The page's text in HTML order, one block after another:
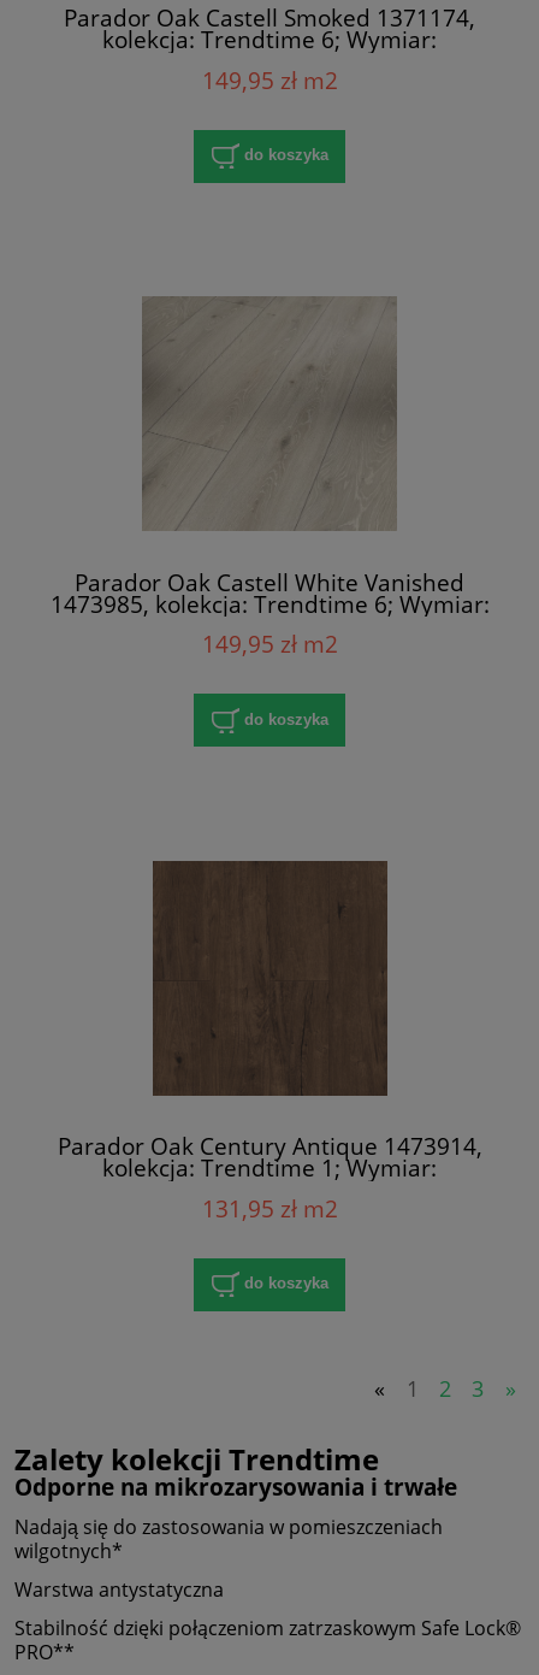
Parador Oak Castell Smoked 1371174,
kolekcja: Trendtime 6; Wymiar:
9x243x2200 mm; AC5/32; V-Fuga x 4
149,95 zł m2
do koszyka
Parador Oak Castell White Vanished
1473985, kolekcja: Trendtime 6; Wymiar:
9x243x2200 mm; AC5/32; V-Fuga x 4
149,95 zł m2
do koszyka
Parador Oak Century Antique 1473914,
kolekcja: Trendtime 1; Wymiar:
8x158x1285 mm; AC4/32; V-Fuga x 4
131,95 zł m2
do koszyka
« 1 2 3 »
Zalety kolekcji Trendtime
Odporne na mikrozarysowania i trwałe
Nadają się do zastosowania w pomieszczeniach
wilgotnych*
Warstwa antystatyczna
Stabilność dzięki połączeniom zatrzaskowym Safe Lock®
PRO**